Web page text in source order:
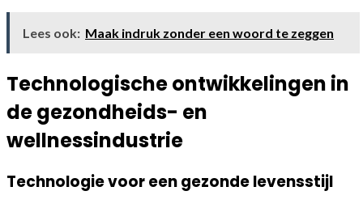
Lees ook: Maak indruk zonder een woord te zeggen
Technologische ontwikkelingen in
de gezondheids- en
wellnessindustrie
Technologie voor een gezonde levensstijl